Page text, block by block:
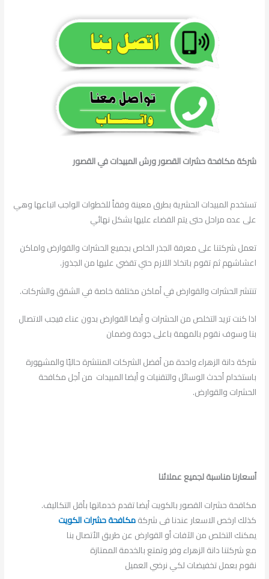
شركة مكافحة حشرات القصور ورش المبيدات في القصور
تستخدم المبيدات الحشرية بطرق معينة وفقاً للخطوات الواجب اتباعها وهي
على عده مراحل حتى يتم القضاء عليها بشكل نهائي
تعمل شركتنا على معرفة الجذر الخاص بجميع الحشرات والقوارض واماكن
اعشاشهم ثم تقوم باتخاذ اللازم حتي تقضي عليها من الجذوز.
تنتشر الحشرات والقوارض في أماكن مختلفة خاصة في الشقق والشركات.
اذا كنت تريد التخلص من الحشرات و أيضا القوارض بدون عناء فيجب الاتصال
بنا وسوف نقوم بالمهمة باعلى جودة وضمان
شركة دانة الزهراء واحدة من أفضل الشركات المنتشرة حاليًا والمشهورة
باستخدام أحدث الوسائل والتقنيات و أيضا المبيدات من أجل مكافحة
الحشرات والقوارض.
أسعارنا مناسبة لجميع عملائنا
مكافحة حشرات القصور بالكويت أيضا تقدم خدماتها بأقل التكاليف.
كذلك ارخص الاسعار عندنا فى شركةمكافحة حشرات الكويت
يمكنك التخلص من الآفات أو القوارض عن طريق الأتصال بنا
مع شركتنا دانة الزهراء وفر وتمتع بالخدمة الممتازة
نقوم بعمل تخفيضات لكي نرضي العميل